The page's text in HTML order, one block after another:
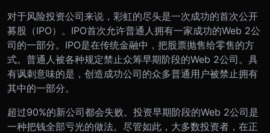
对于风险投资公司来说，彩虹的尽头是一次成功的首次公开
募股（IPO）。IPO首次允许普通人拥有一家成功的Web 2公
司的一部分。IPO是在传统金融中，把股票抛售给零售的方
式。普通人被各种规定禁止众筹早期阶段的Web 2公司。具
有讽刺意味的是，创造成功公司的众多普通用户被禁止拥有
其中的一部分。
超过90%的新公司都会失败。投资早期阶段的Web 2公司是
一种把钱全部亏光的做法。尽管如此，大多数投资者，在正